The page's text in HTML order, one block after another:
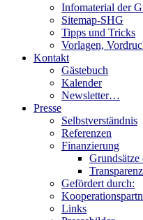
Infomaterial der
Sitemap-SHG
Tipps und Tricks
Vorlagen,
Kontakt
Gästebuch
Kalender
Newsletter…
Presse
Selbstverständnis
Referenzen
Finanzierung
Grundsätze
Transparenz
Gefördert durch:
Links